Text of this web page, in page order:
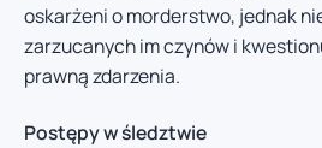
oskarżeni o morderstwo, jednak
zarzucanych im czynów i
prawną zdarzenia.
Postępy w śledztwie